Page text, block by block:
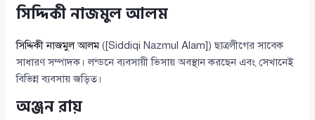
সিদ্দিকী নাজমুল আলম
সিদ্দিকী নাজমুল আলম([Siddiqi Nazmul Alam]) ছাত্রলীগের সাবেক
সাধারণ সম্পাদক। লন্ডনে ব্যবসায়ী ভিসায় অবস্থান করছেন এবং সেখানেই
বিভিন্ন ব্যবসায় জড়িত।
অঞ্জন রায়